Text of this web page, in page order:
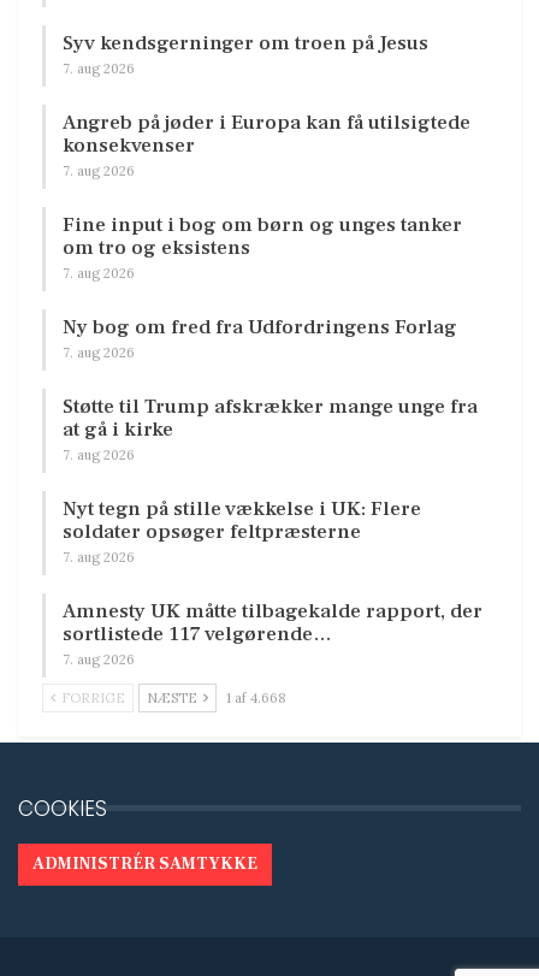
Syv kendsgerninger om troen på Jesus
7. aug 2026
Angreb på jøder i Europa kan få utilsigtede
konsekvenser
7. aug 2026
Fine input i bog om børn og unges tanker
om tro og eksistens
7. aug 2026
Ny bog om fred fra Udfordringens Forlag
7. aug 2026
Støtte til Trump afskrækker mange unge fra
at gå i kirke
7. aug 2026
Nyt tegn på stille vækkelse i UK: Flere
soldater opsøger feltpræsterne
7. aug 2026
Amnesty UK måtte tilbagekalde rapport, der
sortlistede 117 velgørende…
7. aug 2026
FORRIGE NÆSTE 1 af 4.668
COOKIES
ADMINISTRÉR SAMTYKKE